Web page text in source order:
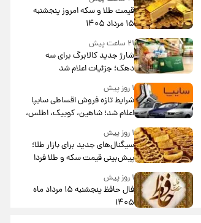
قیمت طلا و سکه امروز پنجشنبه
۱۵ مرداد ۱۴۰۵
۲۱ ساعت پیش
شارژ جدید کالابرگ برای سه
دهک؛ جزئیات اعلام شد
۱ روز پیش
شرایط تازه فروش اقساطی سایپا
اعلام شد؛ شاهین، کوییک، اطلس،
سهند و ساینا با اقساط بلندمدت +
جدول۱ روز پیش
سیگنال‌های جدید برای بازار طلا؛
پیش‌بینی قیمت سکه و طلا فردا
۱ روز پیش
فال حافظ پنجشنبه ۱۵ مرداد ماه
۱۴۰۵